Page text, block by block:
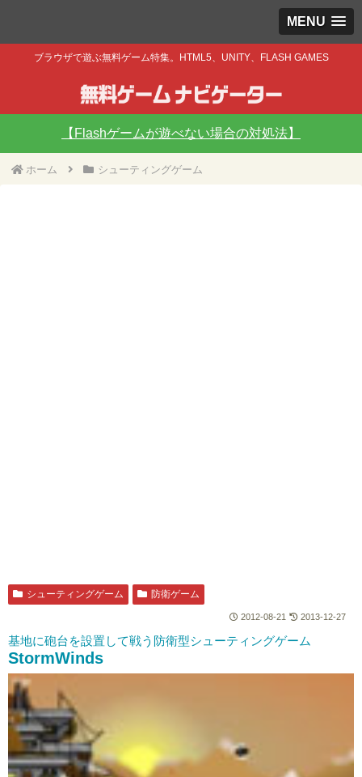
MENU
ブラウザで遊ぶ無料ゲーム特集。HTML5、UNITY、FLASH GAMES
【Flashゲームが遊べない場合の対処法】
ホーム シューティングゲーム
シューティングゲーム 防衛ゲーム
2012-08-21 2013-12-27
基地に砲台を設置して戦う防衛型シューティングゲーム
StormWinds